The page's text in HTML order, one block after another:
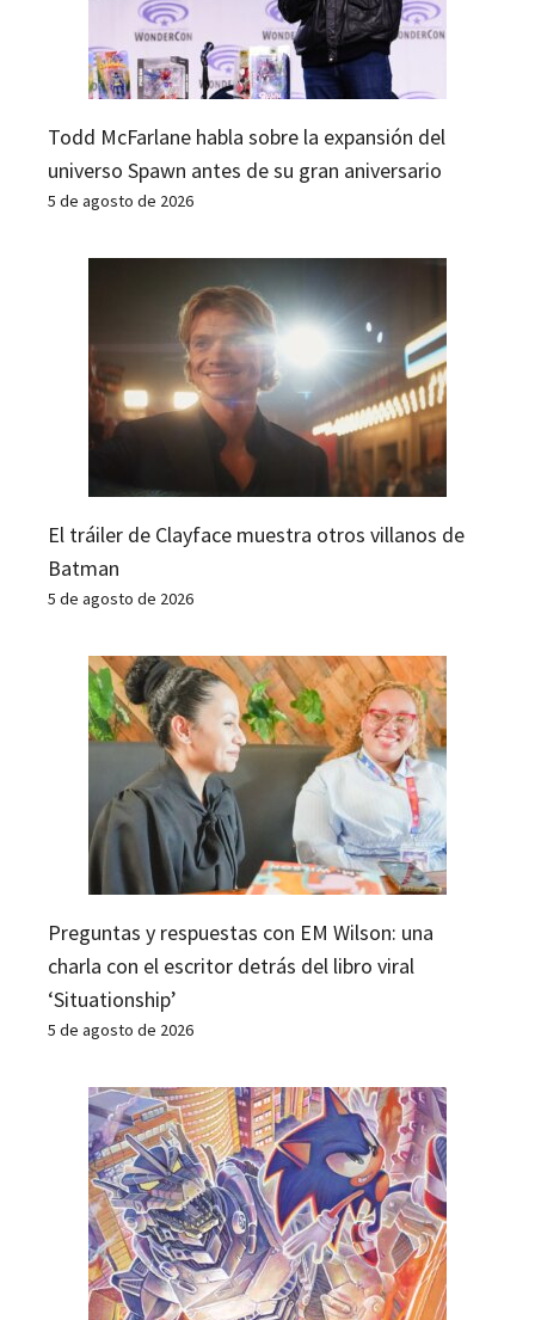
Todd McFarlane habla sobre la expansión del
universo Spawn antes de su gran aniversario
5 de agosto de 2026
El tráiler de Clayface muestra otros villanos de
Batman
5 de agosto de 2026
Preguntas y respuestas con EM Wilson: una
charla con el escritor detrás del libro viral
‘Situationship’
5 de agosto de 2026